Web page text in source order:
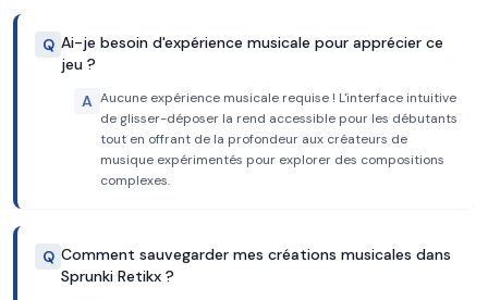
Q Ai-je besoin d'expérience musicale pour apprécier ce
jeu ?
A Aucune expérience musicale requise ! L'interface intuitive
de glisser-déposer la rend accessible pour les débutants
tout en offrant de la profondeur aux créateurs de
musique expérimentés pour explorer des compositions
complexes.
Q Comment sauvegarder mes créations musicales dans
Sprunki Retikx ?